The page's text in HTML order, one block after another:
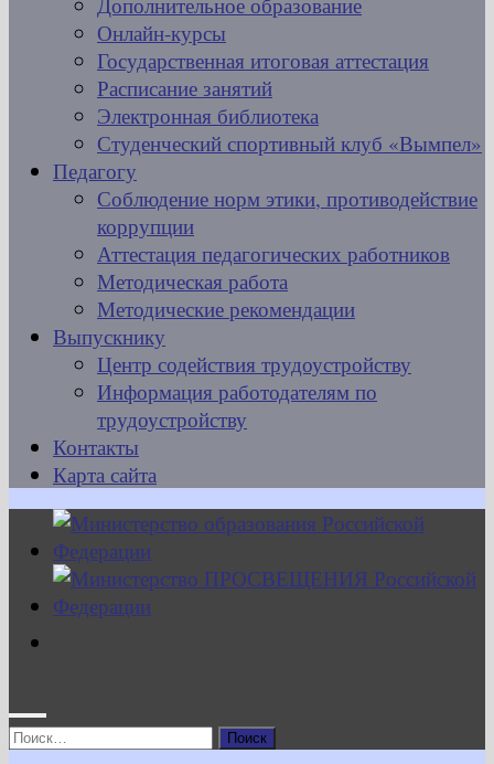
Онлайн-курсы
Государственная итоговая аттестация
Расписание занятий
Электронная библиотека
Студенческий спортивный клуб «Вымпел»
Педагогу
Соблюдение норм этики, противодействие
коррупции
Аттестация педагогических работников
Методическая работа
Методические рекомендации
Выпускнику
Центр содействия трудоустройству
Информация работодателям по
трудоустройству
Контакты
Карта сайта
Найти: